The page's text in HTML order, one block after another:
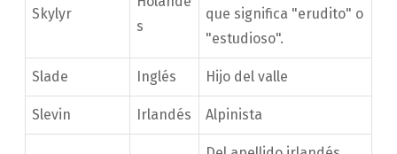
Skylyr
s
que significa "erudito" o
"estudioso".
Slade Inglés Hijo del valle
Slevin Irlandés Alpinista